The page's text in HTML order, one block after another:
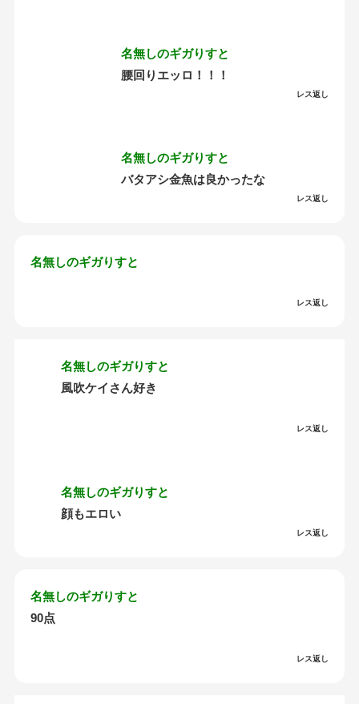
名無しのギガりすと
腰回りエッロ！！！
レス返し
名無しのギガりすと
バタアシ金魚は良かったな
レス返し
名無しのギガりすと
レス返し
名無しのギガりすと
風吹ケイさん好き
レス返し
名無しのギガりすと
顔もエロい
レス返し
名無しのギガりすと
90点
レス返し